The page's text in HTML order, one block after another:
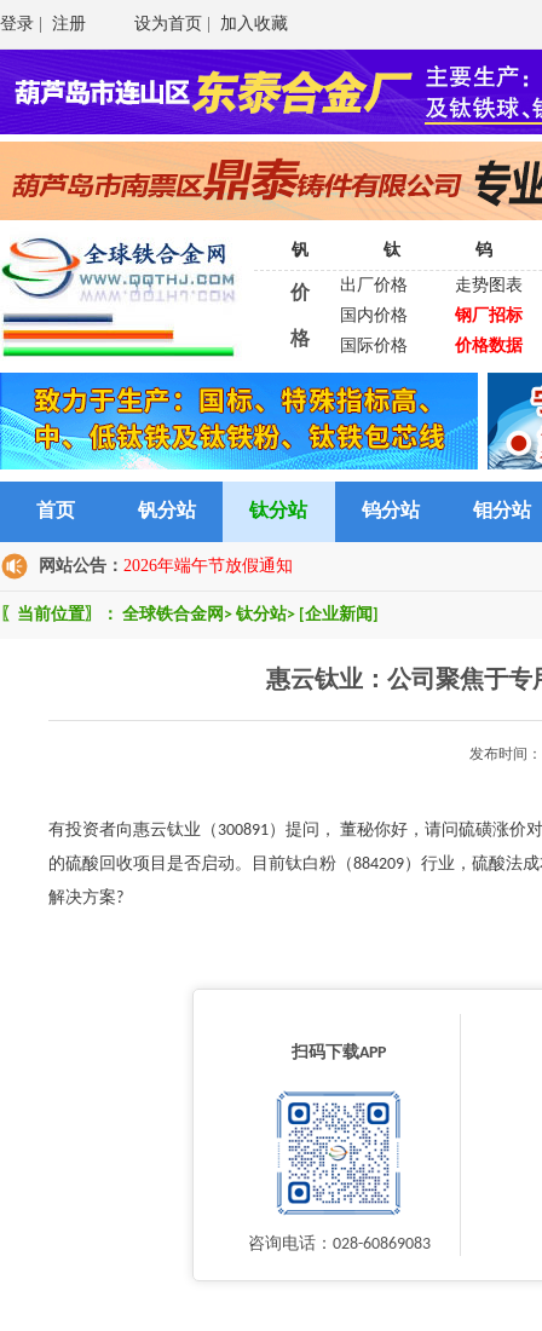
登录 注册 设为首页 加入收藏
钒 钛 钨
价
格
出厂价格
走势图表
国内价格
钢厂招标
国际价格
价格数据
首页 钒分站 钛分站 钨分站 钼分站
网站公告： 2026年端午节放假通知
〖当前位置〗： 全球铁合金网 > 钛分站> [企业新闻]
惠云钛业：公司聚焦于
发布时间
有投资者向惠云钛业（300891）提问， 董秘你好，请问硫磺涨
的硫酸回收项目是否启动。目前钛白粉（884209）行业，硫酸法
解决方案?
扫码下载APP
咨询电话：028-60869083